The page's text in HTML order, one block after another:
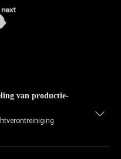
van productie-